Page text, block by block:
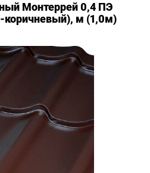
Монтеррей 0,4 ПЭ
коричневый), м (1,0м)